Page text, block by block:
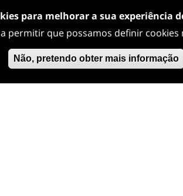
para melhorar a sua experiência
permitir que possamos definir
Não, pretendo obter mais informação